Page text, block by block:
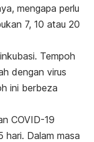
mengapa perlu
7, 10 atau 20
Tempoh
dengan virus
ini berbeza
COVID-19
hari. Dalam masa